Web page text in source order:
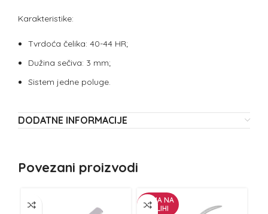
Karakteristike:
Tvrdoća čelika: 40-44 HR;
Dužina sečiva: 3 mm;
Sistem jedne poluge.
DODATNE INFORMACIJE
Povezani proizvodi
NEMA NA
ZALIHI